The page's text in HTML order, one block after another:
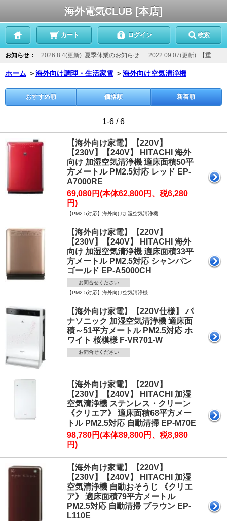
海外電気CLUB [本店]
カート ログイン 検索
お知らせ： 2026.8.4(更新) 夏季休業のお知らせ 2022.09.07(更新) 【重要】当店からのメールが届かないお客様へ
ホーム ＞海外向け調理・生活家電 ＞海外向け空気清浄機
おすすめ順 価格順 新着順
1-6 / 6
【海外向け家電】【220V】
【230V】【240V】 HITACHI 海外
向け 加湿空気清浄機 適床面積50平
方メートル PM2.5対応 レッド EP-
A7000RE
69,080円(本体62,800円、税6,280
円)
【PM2.5対応】海外向け加湿空気清浄機
【海外向け家電】【220V】
【230V】【240V】 HITACHI 海外
向け 加湿空気清浄機 適床面積33平
方メートル PM2.5対応 シャンパン
ゴールド EP-A5000CH
お問合せください
【PM2.5対応】海外向け空気清浄機
【海外向け家電】【220V仕様】 パ
ナソニック 加湿空気清浄機 適床面
積～51平方メートル PM2.5対応 ホ
ワイト 桜模様 F-VR701-W
お問合せください
【海外向け家電】【220V】
【230V】【240V】 HITACHI 加湿
空気清浄機 ステンレス・クリーン
《クリエア》 適床面積68平方メー
トル PM2.5対応 自動清掃 EP-M70E
98,780円(本体89,800円、税8,980
円)
【海外向け家電】【220V】
【230V】【240V】 HITACHI 加湿
空気清浄機 自動おそうじ 《クリエ
ア》 適床面積79平方メートル
PM2.5対応 自動清掃 ブラウン EP-
L110E